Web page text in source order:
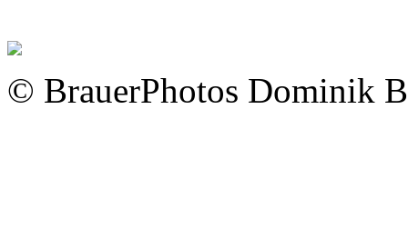
© BrauerPhotos Dominik